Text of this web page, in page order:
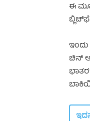
ಈ
ಚಿನ್